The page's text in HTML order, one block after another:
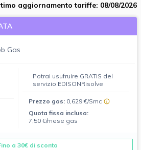
aggiornamento tariffe: 08/08/2026
Gas
Potrai usufruire GRATIS del
servizio EDISONRisolve
Prezzo gas: 0,629 €/Smc
Quota fissa inclusa:
7,50 €/mese gas
a 30€ di sconto